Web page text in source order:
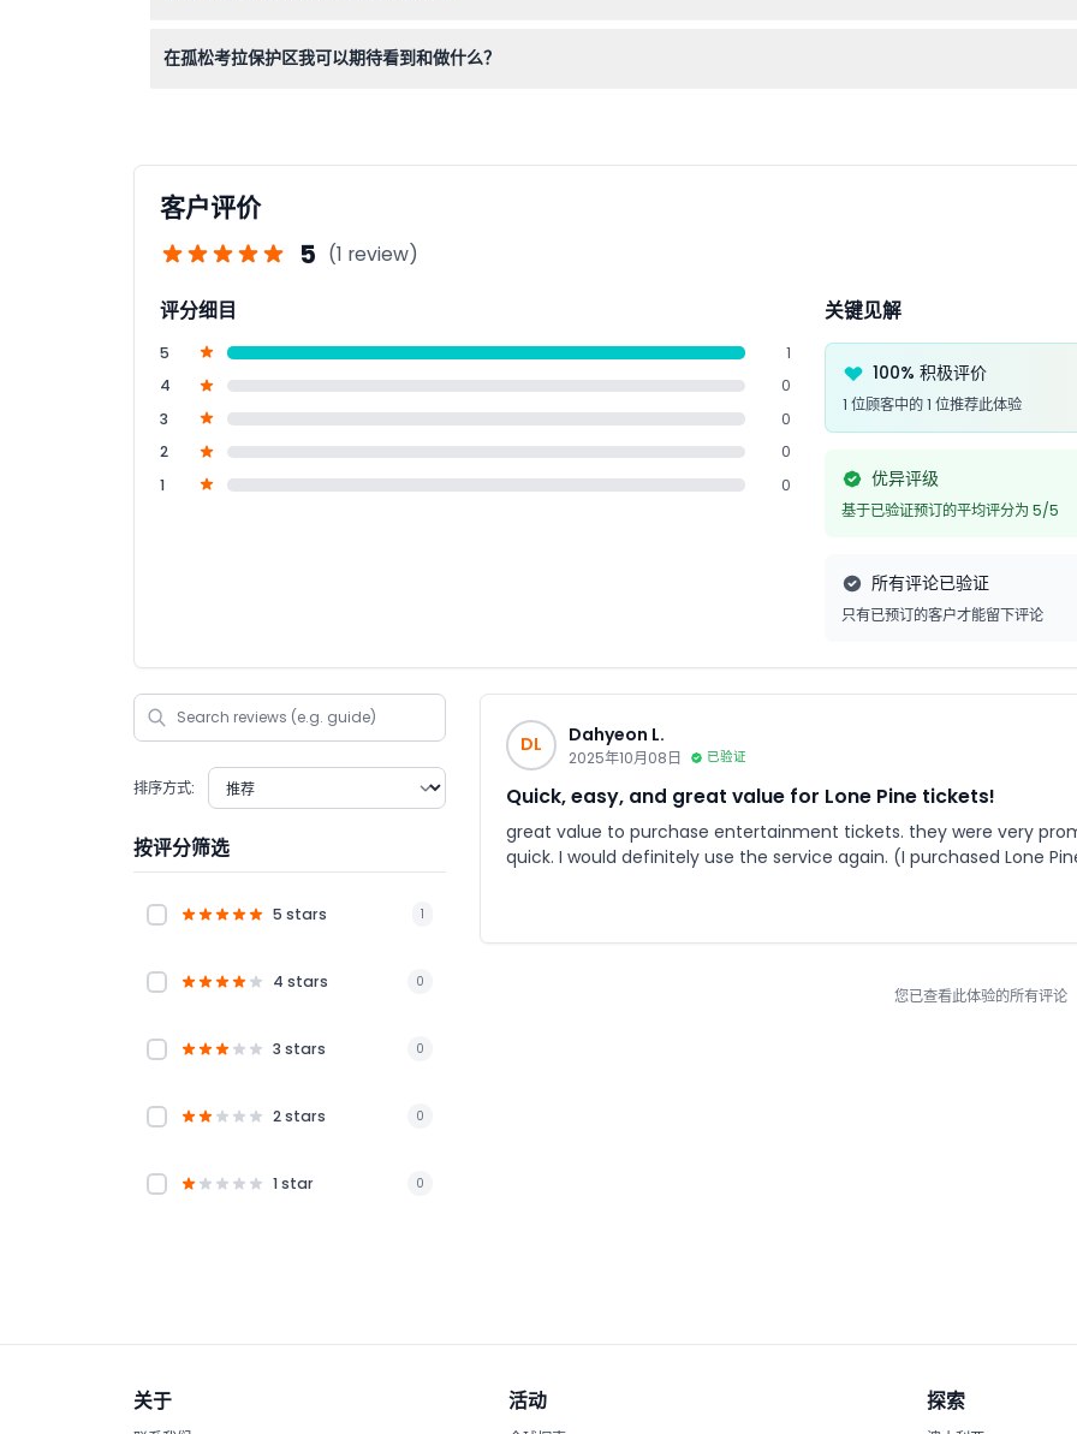
在孤松考拉保护区我可以期待看到和做什么？
客户评价
5 (1 review)
评分细目
5
1
4
0
3
0
2
0
1
0
关键见解
100% 积极评价
1 位顾客中的 1 位推荐此体验
优异评级
基于已验证预订的平均评分为 5/5
所有评论已验证
只有已预订的客户才能留下评论
排序方式:
按评分筛选
5 stars 1
4 stars 0
3 stars 0
2 stars 0
1 star 0
DL Dahyeon L.
2025年10月08日 已验证
Quick, easy, and great value for Lone Pine tickets!
great value to purchase entertainment tickets. they were very
quick. I would definitely use the service again. (I purchased Lone
您已查看此体验的所有评论
关于 活动 探索